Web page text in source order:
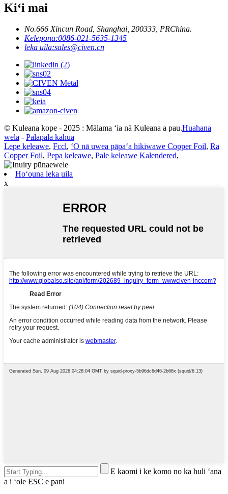
Kiʻi mai
No.666 Xincun Road, Shanghai, 200333, PRChina.
Kelepona:0086-021-5635-1345
leka uila:sales@civen.cn
© Kuleana kope - 2025 : Mālama ʻia nā Kuleana a pau.Huahana
wela - Palapala kahua
Lepe keleawe, Fccl, ʻO nā uwea pāpaʻa hikiwawe Copper Foil, Ra
Copper Foil, Pepa keleawe, Pale keleawe Kalendered,
Hoʻouna leka uila
x
E kaomi i ke komo no ka huli ʻana
a i ʻole ESC e pani